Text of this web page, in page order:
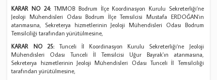
KARAR NO 24:TMMOB Bodrum İlçe Koordinasyon Kurulu Sekreterliği’ne
Jeoloji Mühendisleri Odası Bodrum İlçe Temsilcisi Mustafa ERDOĞAN’ın
atanmasına, Sekreterya hizmetlerinin Jeoloji Mühendisleri Odası Bodrum
Temsilciliği tarafından yürütülmesine,
KARAR NO 25:Tunceli İl Koordinasyon Kurulu Sekreterliği‘ne Jeoloji
Mühendisleri Odası Tunceli İl Temsilcisi Uğur Bayrak'ın atanmasına,
Sekreterya hizmetlerinin Jeoloji Mühendisleri Odası Tunceli İl Temsilciliği
tarafından yürütülmesine,